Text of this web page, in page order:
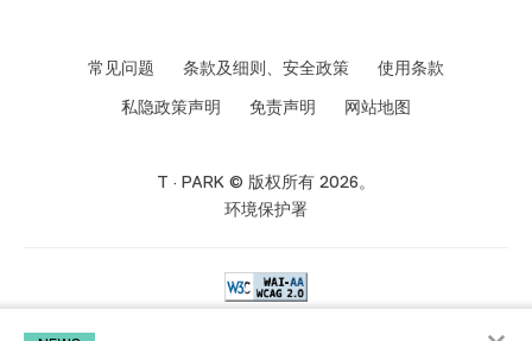
常见问题 条款及细则、安全政策 使用条款
私隐政策声明 免责声明 网站地图
T · PARK © 版权所有 2026。
环境保护署
我们致力提供无障碍的网络环境， 如您在使用本网站遇到任何困难或希望提出